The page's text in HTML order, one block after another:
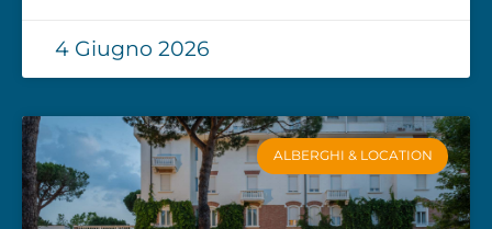
4 Giugno 2026
ALBERGHI & LOCATION